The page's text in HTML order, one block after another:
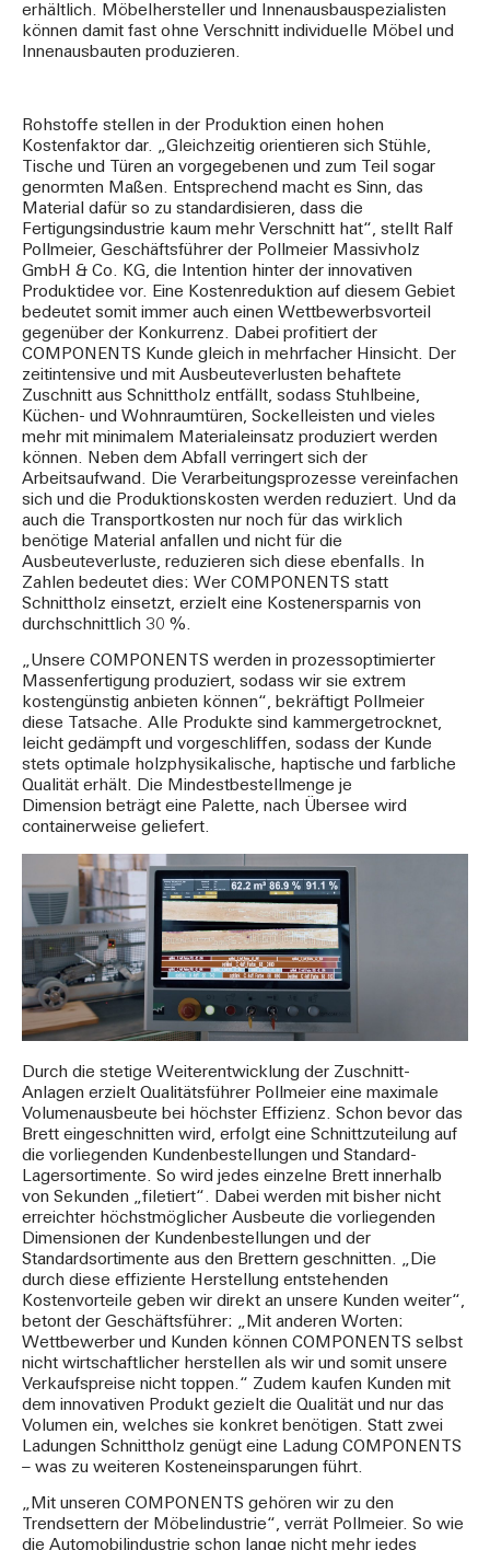
erhältlich. Möbelhersteller und Innenausbauspezialisten
können damit fast ohne Verschnitt individuelle Möbel und
Innenausbauten produzieren.
Rohstoffe stellen in der Produktion einen hohen
Kostenfaktor dar. „Gleichzeitig orientieren sich Stühle,
Tische und Türen an vorgegebenen und zum Teil sogar
genormten Maßen. Entsprechend macht es Sinn, das
Material dafür so zu standardisieren, dass die
Fertigungsindustrie kaum mehr Verschnitt hat“, stellt Ralf
Pollmeier, Geschäftsführer der Pollmeier Massivholz
GmbH & Co. KG, die Intention hinter der innovativen
Produktidee vor. Eine Kostenreduktion auf diesem Gebiet
bedeutet somit immer auch einen Wettbewerbsvorteil
gegenüber der Konkurrenz. Dabei profitiert der
COMPONENTS Kunde gleich in mehrfacher Hinsicht. Der
zeitintensive und mit Ausbeuteverlusten behaftete
Zuschnitt aus Schnittholz entfällt, sodass Stuhlbeine,
Küchen- und Wohnraumtüren, Sockelleisten und vieles
mehr mit minimalem Materialeinsatz produziert werden
können. Neben dem Abfall verringert sich der
Arbeitsaufwand. Die Verarbeitungsprozesse vereinfachen
sich und die Produktionskosten werden reduziert. Und da
auch die Transportkosten nur noch für das wirklich
benötige Material anfallen und nicht für die
Ausbeuteverluste, reduzieren sich diese ebenfalls. In
Zahlen bedeutet dies: Wer COMPONENTS statt
Schnittholz einsetzt, erzielt eine Kostenersparnis von
durchschnittlich 30 %.
„Unsere COMPONENTS werden in prozessoptimierter
Massenfertigung produziert, sodass wir sie extrem
kostengünstig anbieten können“, bekräftigt Pollmeier
diese Tatsache. Alle Produkte sind kammergetrocknet,
leicht gedämpft und vorgeschliffen, sodass der Kunde
stets optimale holzphysikalische, haptische und farbliche
Qualität erhält. Die Mindestbestellmenge je
Dimension beträgt eine Palette, nach Übersee wird
containerweise geliefert.
Durch die stetige Weiterentwicklung der Zuschnitt-
Anlagen erzielt Qualitätsführer Pollmeier eine maximale
Volumenausbeute bei höchster Effizienz. Schon bevor das
Brett eingeschnitten wird, erfolgt eine Schnittzuteilung auf
die vorliegenden Kundenbestellungen und Standard-
Lagersortimente. So wird jedes einzelne Brett innerhalb
von Sekunden „filetiert“. Dabei werden mit bisher nicht
erreichter höchstmöglicher Ausbeute die vorliegenden
Dimensionen der Kundenbestellungen und der
Standardsortimente aus den Brettern geschnitten. „Die
durch diese effiziente Herstellung entstehenden
Kostenvorteile geben wir direkt an unsere Kunden weiter“,
betont der Geschäftsführer: „Mit anderen Worten:
Wettbewerber und Kunden können COMPONENTS selbst
nicht wirtschaftlicher herstellen als wir und somit unsere
Verkaufspreise nicht toppen.“ Zudem kaufen Kunden mit
dem innovativen Produkt gezielt die Qualität und nur das
Volumen ein, welches sie konkret benötigen. Statt zwei
Ladungen Schnittholz genügt eine Ladung COMPONENTS
– was zu weiteren Kosteneinsparungen führt.
„Mit unseren COMPONENTS gehören wir zu den
Trendsettern der Möbelindustrie“, verrät Pollmeier. So wie
die Automobilindustrie schon lange nicht mehr jedes